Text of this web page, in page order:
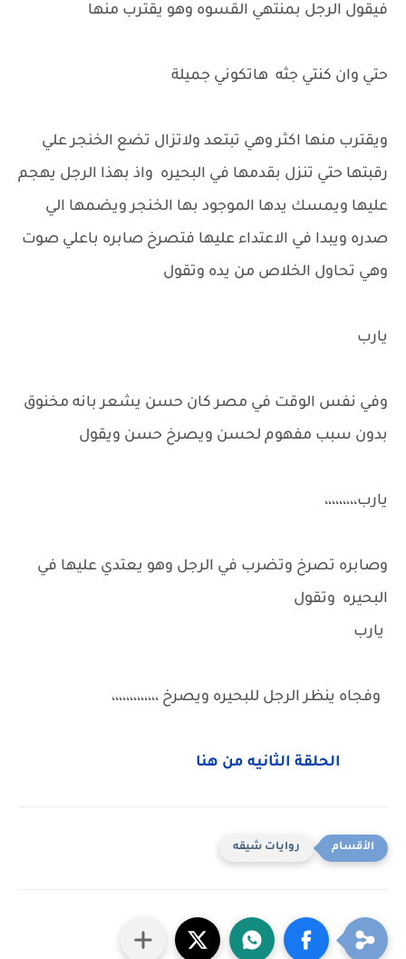
فيقول الرجل بمنتهي القسوه وهو يقترب منها
حتي وان كنتي جثه هاتكوني جميلة
ويقترب منها اكثر وهي تبتعد ولاتزال تضع الخنجر علي
رقبتها حتي تنزل بقدمها في البحيره واذ بهذا الرجل يهجم
عليها ويمسك يدها الموجود بها الخنجر ويضمها الي
صدره ويبدا في الاعتداء عليها فتصرخ صابره باعلي صوت
وهي تحاول الخلاص من يده وتقول
يارب
وفي نفس الوقت في مصر كان حسن يشعر بانه مخنوق
بدون سبب مفهوم لحسن ويصرخ حسن ويقول
يارب،،،،،،،،،
وصابره تصرخ وتضرب في الرجل وهو يعتدي عليها في
البحيره وتقول
يارب
‏ ‏وفجاه ينظر الرجل للبحيره ويصرخ ،،،،،،،،،،،،،
الحلقة الثانيه من هنا
روايات شيقه